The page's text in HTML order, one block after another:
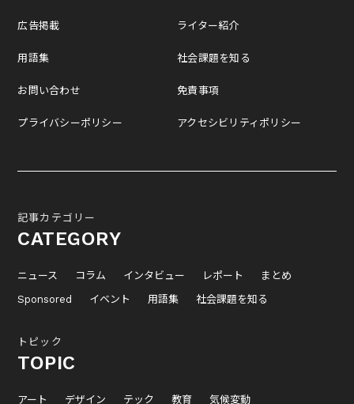
広告掲載
用語集
お問い合わせ
プライバシーポリシー
ライター紹介
社会課題を知る
免責事項
アクセシビリティポリシー
記事カテゴリー
CATEGORY
ニュース コラム インタビュー レポート
まとめ
Sponsored
イベント 用語集 社会課題を知る
トピック
TOPIC
アート デザイン テック 教育 気候変動